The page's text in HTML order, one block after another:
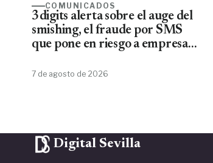
COMUNICADOS
3digits alerta sobre el auge del
smishing, el fraude por SMS
que pone en riesgo a empresas
7 de agosto de 2026
Digital Sevilla